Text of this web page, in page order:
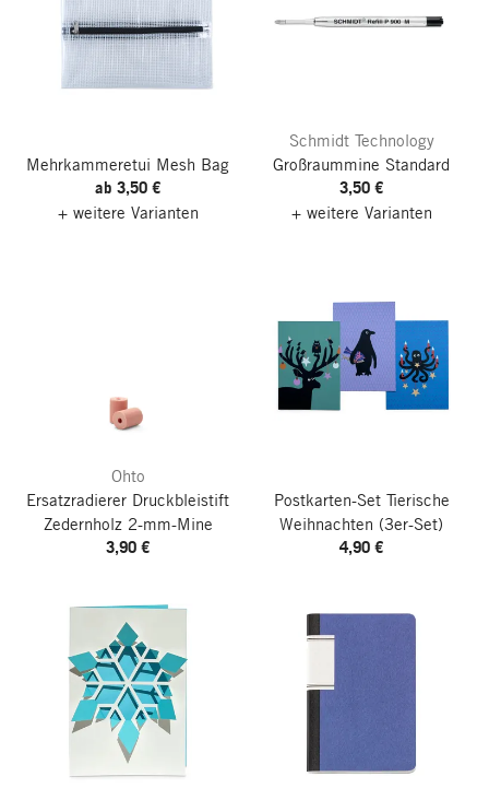
Mehrkammeretui Mesh Bag
ab 3,50 €
+ weitere Varianten
Schmidt Technology
Großraummine Standard
3,50 €
+ weitere Varianten
Ohto
Ersatzradierer Druckbleistift
Zedernholz 2-mm-Mine
3,90 €
Postkarten-Set Tierische
Weihnachten (3er-Set)
4,90 €